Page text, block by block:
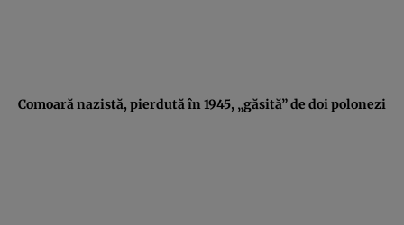
Comoară nazistă, pierdută în 1945, „găsită” de doi polonezi